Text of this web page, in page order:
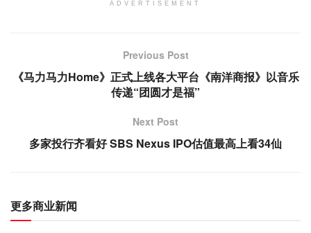
ADVERTISEMENT
Previous Post
《马力马力Home》正式上线各大平台《南洋商报》以音乐
传递“团圆才是福”
Next Post
多家投行齐看好 SBS Nexus IPO估值最高上看34仙
更多商业新闻